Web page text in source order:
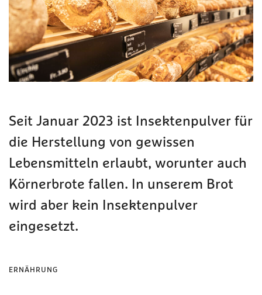
Seit Januar 2023 ist Insektenpulver für
die Herstellung von gewissen
Lebensmitteln erlaubt, worunter auch
Körnerbrote fallen. In unserem Brot
wird aber kein Insektenpulver
eingesetzt.
ERNÄHRUNG